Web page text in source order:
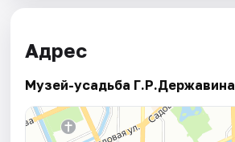
Адрес
Музей-усадьба Г.Р.Державина